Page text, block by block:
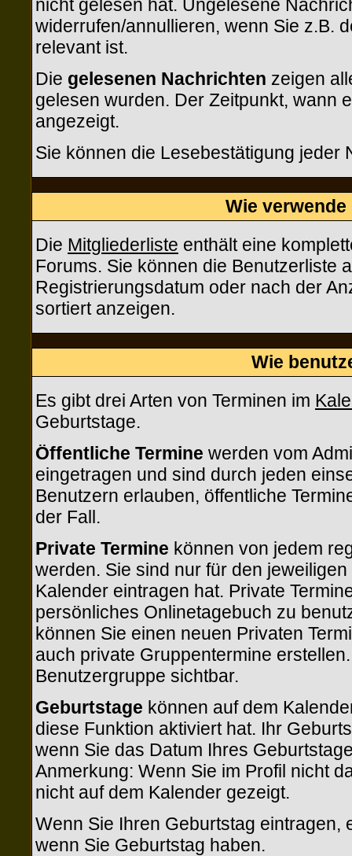
nicht gelesen hat. Ungelesene
widerrufen/annullieren, wenn Sie z.B.
relevant ist.
Die gelesenen Nachrichten zeigen
gelesen wurden. Der Zeitpunkt, wann
angezeigt.
Sie können die Lesebestätigung jeder
Wie
Die Mitgliederliste enthält eine
Forums. Sie können die Benutzerliste
Registrierungsdatum oder nach der
sortiert anzeigen.
Wie
Es gibt drei Arten von Terminen im
Geburtstage.
Öffentliche Termine werden vom
eingetragen und sind durch jeden
Benutzern erlauben, öffentliche
der Fall.
Private Termine können von jedem
werden. Sie sind nur für den
Kalender eintragen hat. Private
persönliches Onlinetagebuch zu
können Sie einen neuen Privaten
auch private Gruppentermine
Benutzergruppe sichtbar.
Geburtstage können auf dem
diese Funktion aktiviert hat. Ihr
wenn Sie das Datum Ihres
Anmerkung: Wenn Sie im Profil nicht
nicht auf dem Kalender gezeigt.
Wenn Sie Ihren Geburtstag
wenn Sie Geburtstag haben.